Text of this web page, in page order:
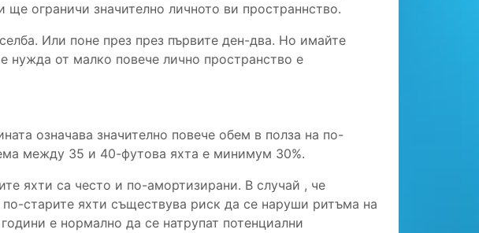
ограничи значително личното ви пространнство.
Или поне през през първите ден-два. Но имайте
нужда от малко повече лично пространство е
означава значително повече обем в полза на по-
между 35 и 40-футова яхта е минимум 30%.
яхти са често и по-амортизирани. В случай , че
старите яхти съществува риск да се наруши ритъма на
е нормално да се натрупат потенциални